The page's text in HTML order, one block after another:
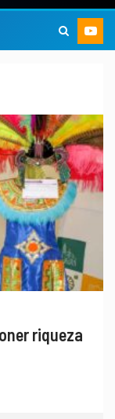
riqueza